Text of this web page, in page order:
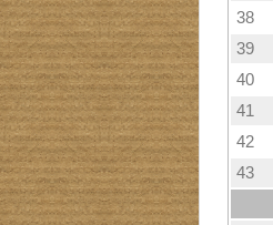
38
39
40
41
42
43